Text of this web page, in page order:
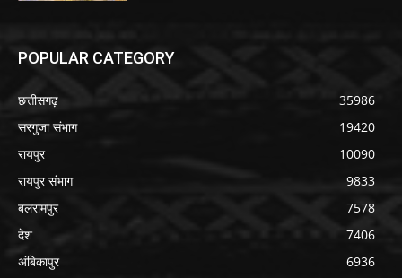
POPULAR CATEGORY
छत्तीसगढ़
35986
सरगुजा संभाग
19420
रायपुर
10090
रायपुर संभाग
9833
बलरामपुर
7578
देश
7406
अंबिकापुर
6936